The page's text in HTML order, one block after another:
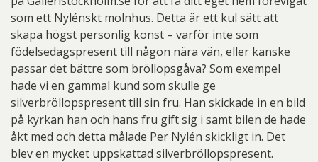
som ett Nylénskt molnhus. Detta är ett kul sätt att
skapa högst personlig konst – varför inte som
födelsedagspresent till någon nära vän, eller kanske
passar det bättre som bröllopsgåva? Som exempel
hade vi en gammal kund som skulle ge
silverbröllopspresent till sin fru. Han skickade in en bild
på kyrkan han och hans fru gift sig i samt bilen de hade
åkt med och detta målade Per Nylén skickligt in. Det
blev en mycket uppskattad silverbröllopspresent.